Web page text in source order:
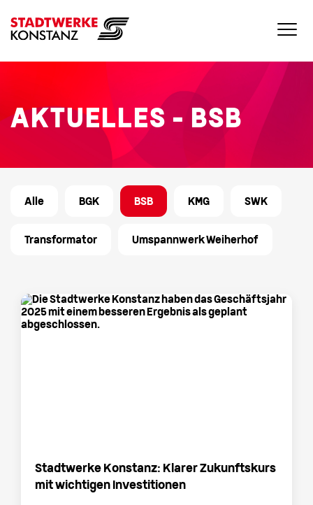
AKTUELLES – BSB
Alle BGK BSB KMG SWK
Transformator Umspannwerk Weiherhof
Stadtwerke Konstanz: Klarer Zukunftskurs
mit wichtigen Investitionen